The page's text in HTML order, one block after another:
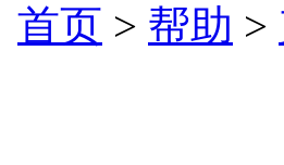
首页 > 帮助 >